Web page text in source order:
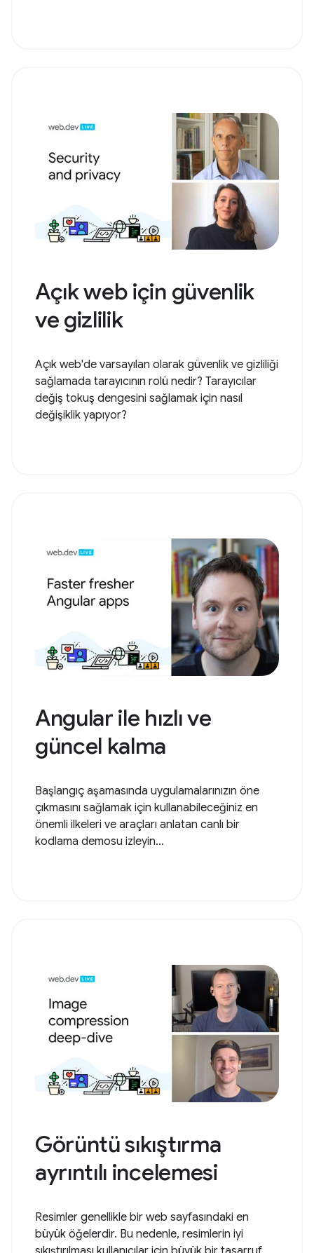
Açık web için güvenlik
ve gizlilik
Açık web'de varsayılan olarak güvenlik ve gizliliği
sağlamada tarayıcının rolü nedir? Tarayıcılar
değiş tokuş dengesini sağlamak için nasıl
değişiklik yapıyor?
Angular ile hızlı ve
güncel kalma
Başlangıç aşamasında uygulamalarınızın öne
çıkmasını sağlamak için kullanabileceğiniz en
önemli ilkeleri ve araçları anlatan canlı bir
kodlama demosu izleyin...
Görüntü sıkıştırma
ayrıntılı incelemesi
Resimler genellikle bir web sayfasındaki en
büyük öğelerdir. Bu nedenle, resimlerin iyi